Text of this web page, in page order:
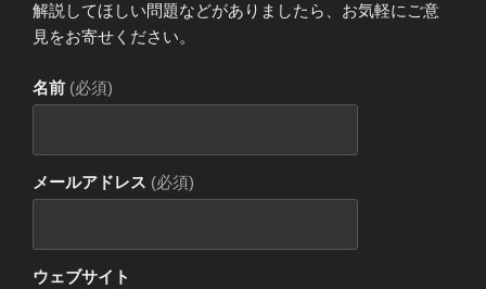
解説してほしい問題などがありましたら、お気軽にご意
見をお寄せください。
名前 (必須)
メールアドレス (必須)
ウェブサイト